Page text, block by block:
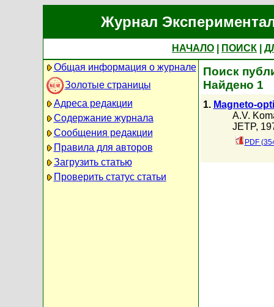
Журнал
НАЧАЛО ПОИСК
Общая информация о журнале
Золотые страницы
Адреса редакции
Содержание журнала
Сообщения редакции
Правила для авторов
Загрузить статью
Проверить статус статьи
Поиск
Найдено 1
1. Magneto-
A.V.
JETP,
PDF